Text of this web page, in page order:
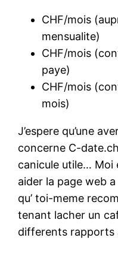
CHF/mois
mensualite)
CHF/mois
paye)
CHF/mois
mois)
J’espere qu’une
concerne C-
canicule utile… Moi
aider la page web
qu’ toi-meme
tenant lacher un
differents rapports